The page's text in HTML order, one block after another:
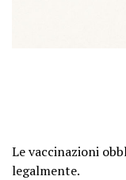
Le vaccinazioni
legalmente.